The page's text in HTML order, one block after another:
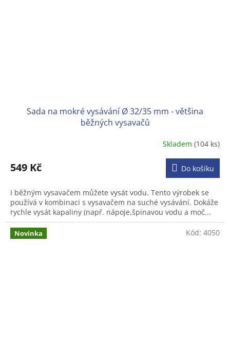
Sada na mokré vysávání Ø 32/35 mm - většina
běžných vysavačů
produktu
je
z
5
hvězdiček.
Skladem(104 ks)
549 Kč Do košíku
I běžným vysavačem můžete vysát vodu. Tento výrobek se
používá v kombinaci s vysavačem na suché vysávání. Dokáže
rychle vysát kapaliny (např. nápoje,špinavou vodu a moč...
Novinka Kód: 4050